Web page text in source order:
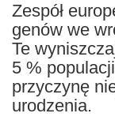
languages:
Zespół
genów we
Te
5 %
przyczynę
urodzenia.